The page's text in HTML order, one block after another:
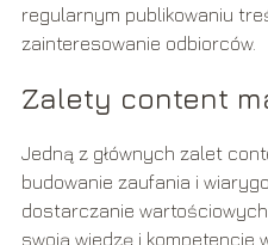
regularnym publikowaniu
zainteresowanie odbiorców.
Zalety content
Jedną z głównych zalet
budowanie zaufania i
dostarczanie
swoją wiedzę i kompetencje